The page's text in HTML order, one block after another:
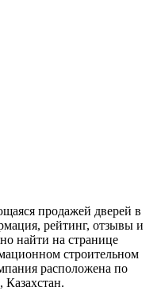
продажей дверей в
рейтинг, отзывы и
найти на странице
строительном
расположена по
Казахстан.